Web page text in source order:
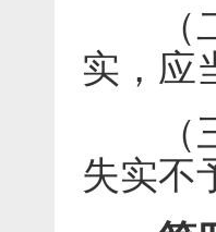
（二
实，应
（三
失实不